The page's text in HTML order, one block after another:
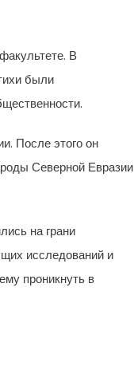
В
были
После этого он
Северной Евразии
на грани
исследований и
проникнуть в